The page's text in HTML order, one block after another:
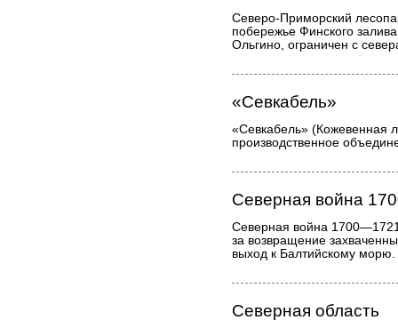
Северо-Приморский
побережье Финского
Ольгино, ограничен с
«Севкабель»
«Севкабель» (Кожевенная
производственное
Северная война
Северная война
за возвращение
выход к Балтийскому морю.
Северная область